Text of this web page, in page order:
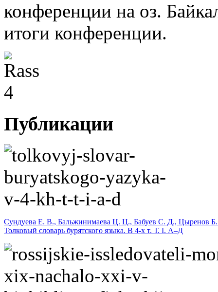
конференции на оз.
итоги конференции.
Публикации
Сундуева Е. В., Бальжинимаева Ц. Ц., Бабуев С. Д., Цыренов
Толковый словарь бурятского языка. В 4-х т. Т. I. А–Д